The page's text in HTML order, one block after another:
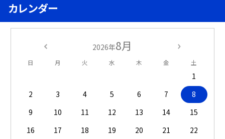
カレンダー
2026年8月
日 月 火 水 木 金 土
1
2
3 4 5 6 7
8
9
10 11 12 13 14
15
16
17 18 19 20 21
22